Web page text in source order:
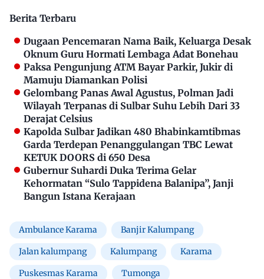
Berita Terbaru
Dugaan Pencemaran Nama Baik, Keluarga Desak
Oknum Guru Hormati Lembaga Adat Bonehau
Paksa Pengunjung ATM Bayar Parkir, Jukir di
Mamuju Diamankan Polisi
Gelombang Panas Awal Agustus, Polman Jadi
Wilayah Terpanas di Sulbar Suhu Lebih Dari 33
Derajat Celsius
Kapolda Sulbar Jadikan 480 Bhabinkamtibmas
Garda Terdepan Penanggulangan TBC Lewat
KETUK DOORS di 650 Desa
Gubernur Suhardi Duka Terima Gelar
Kehormatan “Sulo Tappidena Balanipa”, Janji
Bangun Istana Kerajaan
Ambulance Karama Banjir Kalumpang
Jalan kalumpang Kalumpang Karama
Puskesmas Karama Tumonga